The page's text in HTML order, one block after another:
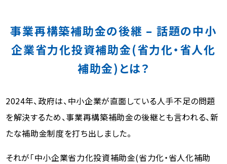
事業再構築補助金の後継 – 話題の中小
企業省力化投資補助金(省力化・省人化
補助金)とは？
2024年、政府は、中小企業が直面している人手不足の問題
を解決するため、事業再構築補助金の後継とも言われる、新
たな補助金制度を打ち出しました。
それが「中小企業省力化投資補助金(省力化・省人化補助